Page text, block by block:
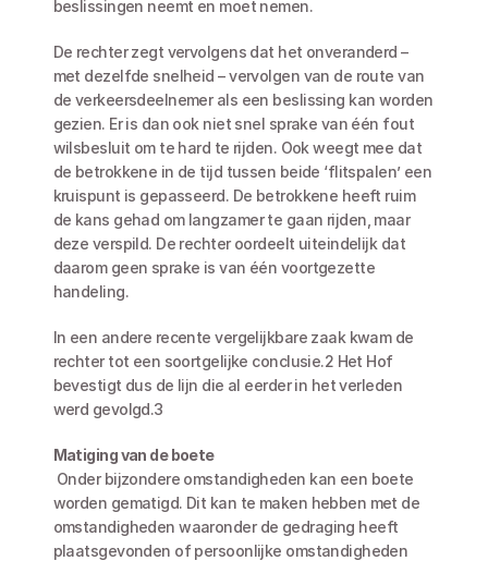
beslissingen neemt en moet nemen.
De rechter zegt vervolgens dat het onveranderd –
met dezelfde snelheid – vervolgen van de route van
de verkeersdeelnemer als een beslissing kan worden
gezien. Er is dan ook niet snel sprake van één fout
wilsbesluit om te hard te rijden. Ook weegt mee dat
de betrokkene in de tijd tussen beide ‘flitspalen’ een
kruispunt is gepasseerd. De betrokkene heeft ruim
de kans gehad om langzamer te gaan rijden, maar
deze verspild. De rechter oordeelt uiteindelijk dat
daarom geen sprake is van één voortgezette
handeling.
In een andere recente vergelijkbare zaak kwam de
rechter tot een soortgelijke conclusie.2 Het Hof
bevestigt dus de lijn die al eerder in het verleden
werd gevolgd.3
Matiging van de boete
worden gematigd. Dit kan te maken hebben met de
omstandigheden waaronder de gedraging heeft
plaatsgevonden of persoonlijke omstandigheden